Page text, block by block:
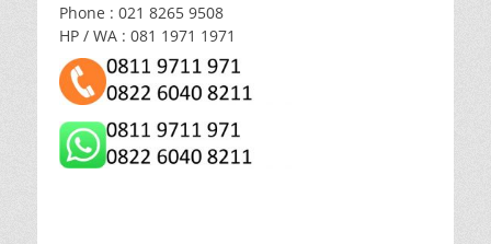
Phone : 021 8265 9508
HP / WA : 081 1971 1971